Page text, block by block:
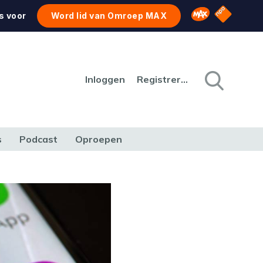
voor Word lid van Omroep MAX Omroep MAX
NPO
Inloggen Registreren
Podcast Oproepen